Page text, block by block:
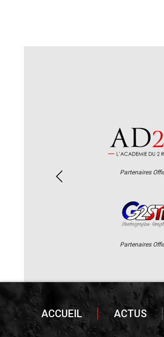
ACCUEIL ACTUS